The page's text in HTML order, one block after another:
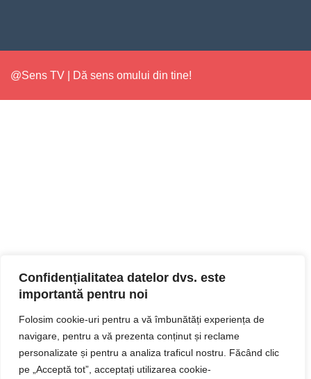
Confidențialitatea datelor dvs. este
importantă pentru noi
Folosim cookie-uri pentru a vă îmbunătăți experiența de
navigare, pentru a vă prezenta conținut și reclame
personalizate și pentru a analiza traficul nostru. Făcând clic
pe „Acceptă tot”, acceptați utilizarea cookie-
@Sens TV | Dă sens omului din tine!